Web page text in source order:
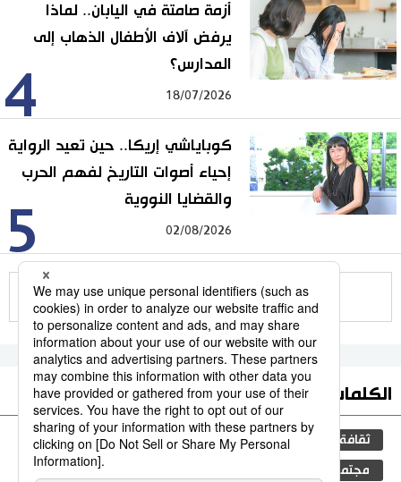
4
أزمة صامتة في اليابان.. لماذا
يرفض آلاف الأطفال الذهاب إلى
المدارس؟
18/07/2026
5
كوباياشي إريكا.. حين تعيد الرواية
إحياء أصوات التاريخ لفهم الحرب
والقضايا النووية
02/08/2026
للمزيد
الكلمات الأكثر بحثا
ثقافة المطبخ الياباني اليابان جيجي برس
مجتمع الحياة البرية